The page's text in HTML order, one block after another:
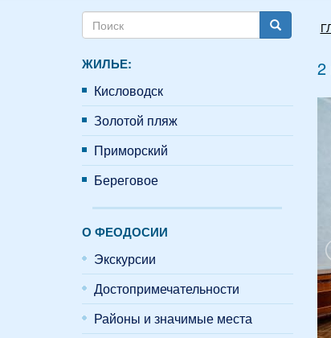
Форма
поиска
ЖИЛЬЕ:
Кисловодск
Золотой пляж
Приморский
Береговое
О ФЕОДОСИИ
Экскурсии
Достопримечательности
Районы и значимые места
2